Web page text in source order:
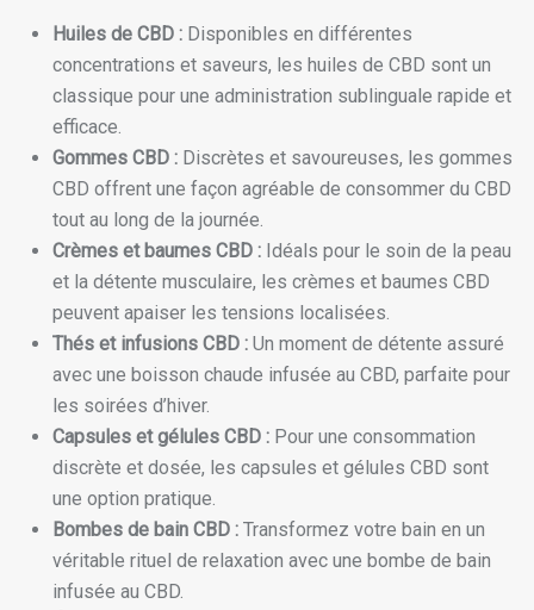
Huiles de CBD : Disponibles en différentes
concentrations et saveurs, les huiles de CBD sont un
classique pour une administration sublinguale rapide et
efficace.
Gommes CBD : Discrètes et savoureuses, les gommes
CBD offrent une façon agréable de consommer du CBD
tout au long de la journée.
Crèmes et baumes CBD : Idéals pour le soin de la peau
et la détente musculaire, les crèmes et baumes CBD
peuvent apaiser les tensions localisées.
Thés et infusions CBD : Un moment de détente assuré
avec une boisson chaude infusée au CBD, parfaite pour
les soirées d’hiver.
Capsules et gélules CBD : Pour une consommation
discrète et dosée, les capsules et gélules CBD sont
une option pratique.
Bombes de bain CBD : Transformez votre bain en un
véritable rituel de relaxation avec une bombe de bain
infusée au CBD.